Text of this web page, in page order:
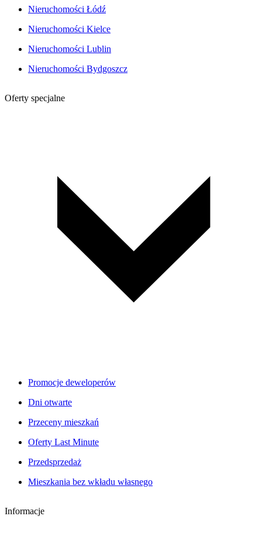
Nieruchomości Łódź
Nieruchomości Kielce
Nieruchomości Lublin
Nieruchomości Bydgoszcz
Oferty specjalne
Promocje deweloperów
Dni otwarte
Przeceny mieszkań
Oferty Last Minute
Przedsprzedaż
Mieszkania bez wkładu własnego
Informacje